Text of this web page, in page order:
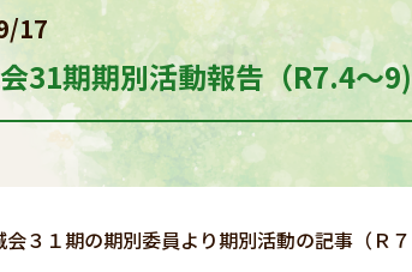
17
31期期別活動報告（R7.4～9)
会３１期の期別委員より期別活動の記事（Ｒ